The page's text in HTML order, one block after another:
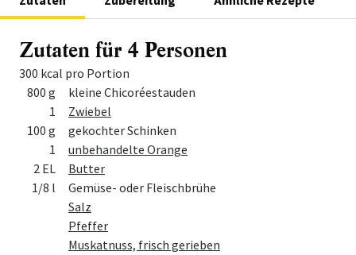
Zutaten für 4 Personen
300 kcal pro Portion
Menge Zutat
800 g
kleine Chicoréestauden
1
Zwiebel
100 g
gekochter Schinken
1
unbehandelte Orange
2 EL
Butter
1/8 l
Gemüse- oder Fleischbrühe
Salz
Pfeffer
Muskatnuss, frisch gerieben